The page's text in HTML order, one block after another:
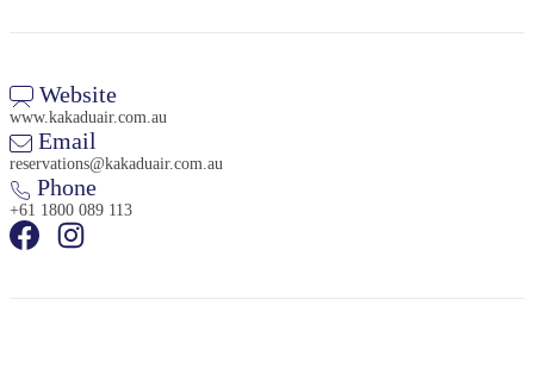
Website
www.kakaduair.com.au
Email
reservations@kakaduair.com.au
Phone
+61 1800 089 113